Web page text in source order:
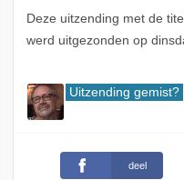
Deze uitzending met de
werd uitgezonden op
Uitzending gemist?
deel